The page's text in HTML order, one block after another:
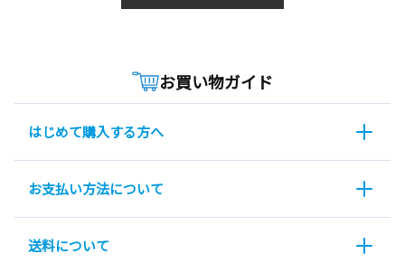
お買い物ガイド
はじめて購入する方へ
お支払い方法について
送料について